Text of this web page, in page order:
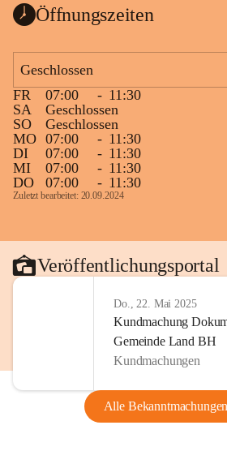
Öffnungszeiten
Geschlossen
FR
07:00 - 11:30
SA
Geschlossen
SO
Geschlossen
MO 07:00 - 11:30
DI
07:00 - 11:30
MI
07:00 - 11:30
DO
07:00 - 11:30
Zuletzt bearbeitet: 20.09.2024
Veröffentlichungsportal
Do., 22. Mai 2025
Kundmachung
Gemeinde Land BH
Kundmachungen
Alle